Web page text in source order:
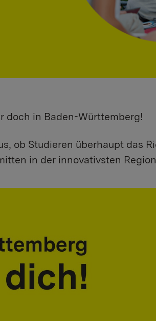
doch in Baden-Württemberg!
ob Studieren überhaupt das
in der innovativsten